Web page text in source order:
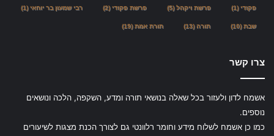
פקודי (1) פרשת ויקהל(5) פרשת פקודי (2) רבי שמעון בר יוחאי (1)
שבת(10) תורה(13) תורת אמת(19)
צרו קשר
אשמח לדון ולעזור בכל שאלה בנושאי תורה ומדע, השקפה, הלכה ונושאים
נוספים.
כמו כן אשמח לשלוח מידע וחומר רלוונטי גם לצורך הכנת מצגות לשיעורים